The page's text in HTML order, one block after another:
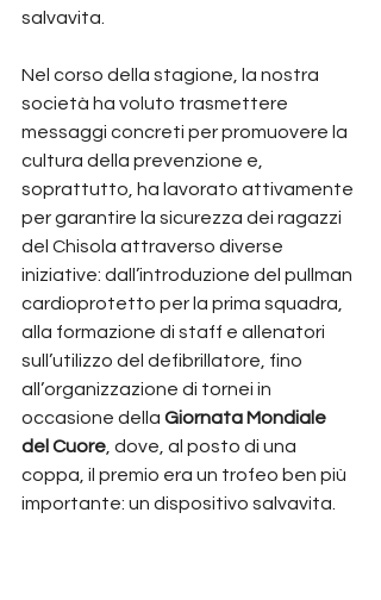
salvavita.
Nel corso della stagione, la nostra
società ha voluto trasmettere
messaggi concreti per promuovere la
cultura della prevenzione e,
soprattutto, ha lavorato attivamente
per garantire la sicurezza dei ragazzi
del Chisola attraverso diverse
iniziative: dall’introduzione del pullman
cardioprotetto per la prima squadra,
alla formazione di staff e allenatori
sull’utilizzo del defibrillatore, fino
all’organizzazione di tornei in
occasione della Giornata Mondiale
del Cuore , dove, al posto di una
coppa, il premio era un trofeo ben più
importante: un dispositivo salvavita.